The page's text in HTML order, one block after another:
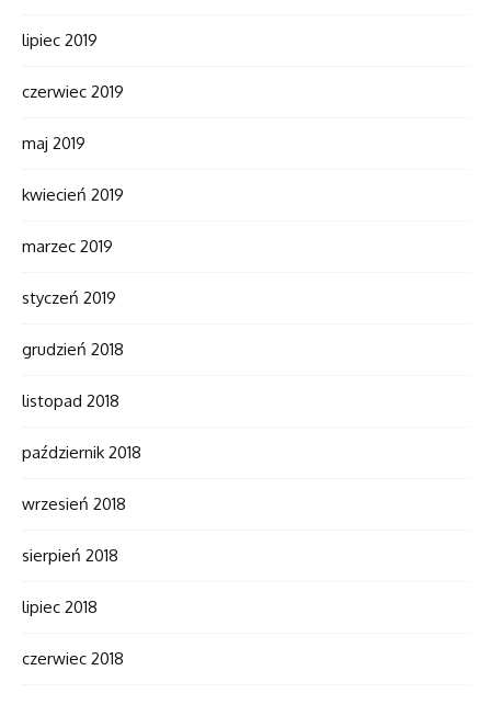
lipiec 2019
czerwiec 2019
maj 2019
kwiecień 2019
marzec 2019
styczeń 2019
grudzień 2018
listopad 2018
październik 2018
wrzesień 2018
sierpień 2018
lipiec 2018
czerwiec 2018